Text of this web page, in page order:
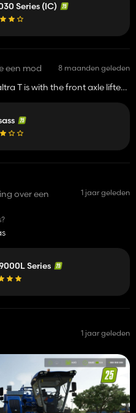
Series (IC)
een mod 8 maanden geleden
T is with the front axle lifted
over een
1 jaar geleden
Series
1 jaar geleden